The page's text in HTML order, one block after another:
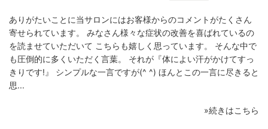
ありがたいことに当サロンにはお客様からのコメントがたくさん
寄せられています。 みなさん様々な症状の改善を喜ばれているの
を読ませていただいて こちらも嬉しく思っています。 そんな中で
も圧倒的に多くいただく言葉。 それが『体によい汗がかけてすっ
きりです!』 シンプルな一言ですが(^ ^) ほんとこの一言に尽きると
思...
»続きはこちら